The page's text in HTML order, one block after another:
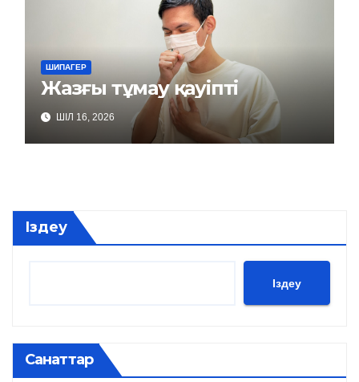
ШИПАГЕР
Жазғы тұмау қауіпті
ШІЛ 16, 2026
Іздеу
Іздеу
Санаттар